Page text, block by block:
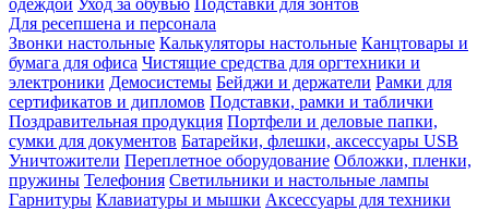
Для ресепшена и персонала
Звонки настольные Калькуляторы настольные Канцтовары и
бумага для офиса Чистящие средства для оргтехники и
электроники Демосистемы Бейджи и держатели Рамки для
сертификатов и дипломов Подставки, рамки и таблички
Поздравительная продукция Портфели и деловые папки,
сумки для документов Батарейки, флешки, аксессуары USB
Уничтожители Переплетное оборудование Обложки, пленки,
пружины Телефония Светильники и настольные лампы
Гарнитуры Клавиатуры и мышки Аксессуары для техники